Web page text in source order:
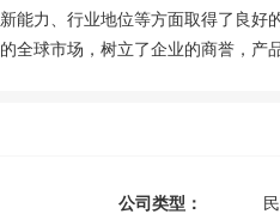
力、行业地位等方面取得了良好
球市场，树立了企业的商誉，产
公司类型：